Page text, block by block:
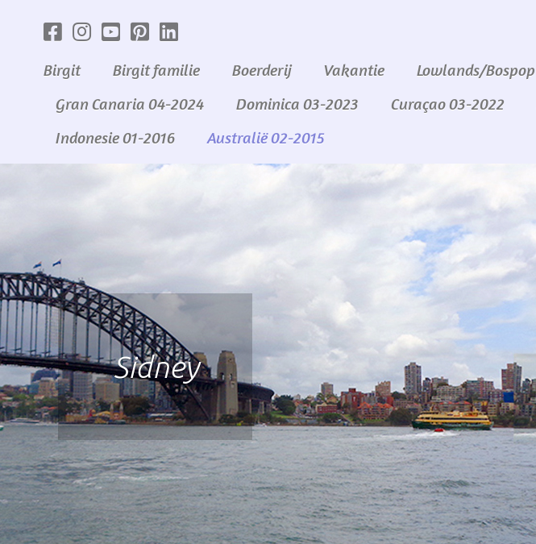
Birgit Birgit familie Boerderij Vakantie Lowlands/Bospop
Gran Canaria 04-2024
Dominica 03-2023 Curaçao 03-2022
Indonesie 01-2016
Australië 02-2015
New Castle